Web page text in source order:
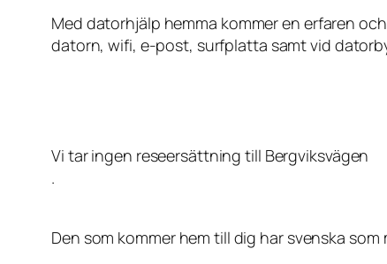
Med datorhjälp hemma kommer en erfaren
datorn, wifi, e-post, surfplatta samt vid
Vi tar ingen reseersättning till Bergviksvägen
.
Den som kommer hem till dig har svenska